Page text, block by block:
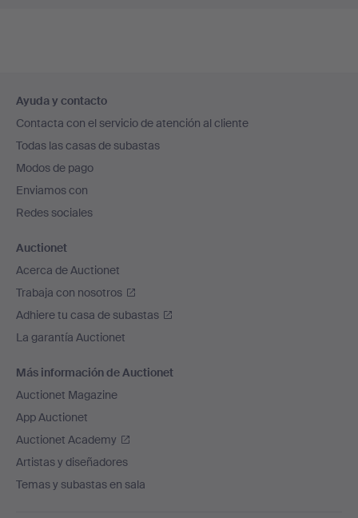
en
el
pie
de
página
Ayuda y contacto
Contacta con el servicio de atención al cliente
Todas las casas de subastas
Modos de pago
Enviamos con
Redes sociales
Auctionet
Acerca de Auctionet
Trabaja con nosotros
Adhiere tu casa de subastas
La garantía Auctionet
Más información de Auctionet
Auctionet Magazine
App Auctionet
Auctionet Academy
Artistas y diseñadores
Temas y subastas en sala